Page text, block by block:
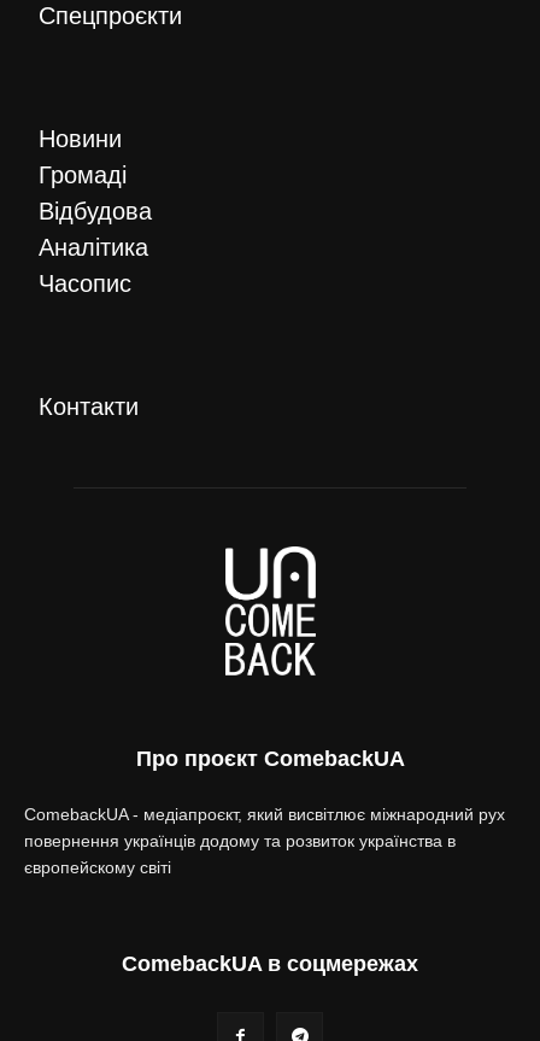
Спецпроєкти
Новини
Громаді
Відбудова
Аналітика
Часопис
Контакти
Про проєкт ComebackUA
ComebackUA - медіапроєкт, який висвітлює міжнародний рух
повернення українців додому та розвиток українства в
європейскому світі
ComebackUA в соцмережах